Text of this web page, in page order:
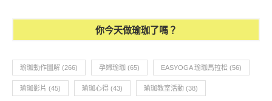
你今天做瑜珈了嗎？
瑜珈動作圖解 (266) 孕婦瑜珈 (65) EASYOGA 瑜珈馬拉松 (56)
瑜珈影片 (45) 瑜珈心得 (43) 瑜珈教室活動 (38)